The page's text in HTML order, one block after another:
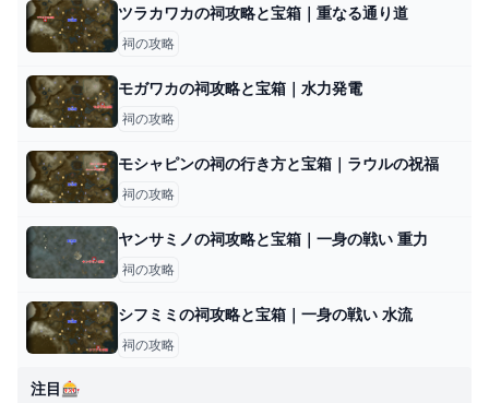
ツラカワカの祠攻略と宝箱｜重なる通り道
祠の攻略
モガワカの祠攻略と宝箱｜水力発電
祠の攻略
モシャピンの祠の行き方と宝箱｜ラウルの祝福
祠の攻略
ヤンサミノの祠攻略と宝箱｜一身の戦い 重力
祠の攻略
シフミミの祠攻略と宝箱｜一身の戦い 水流
祠の攻略
注目🎰